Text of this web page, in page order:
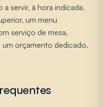
servir, à hora indicada.
um menu
serviço de mesa,
orçamento dedicado.